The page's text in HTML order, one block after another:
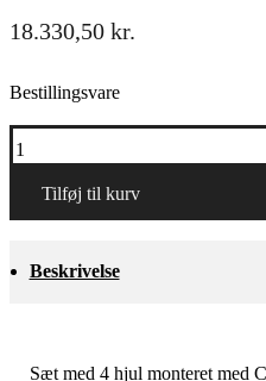
18.330,50 kr.
Bestillingsvare
18"
alufælge
vinterdæk
Tilføj til kurv
Beskrivelse
Sæt med 4 hjul monteret med